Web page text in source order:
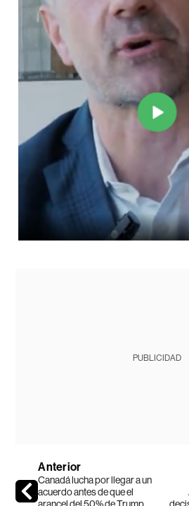
PUBLICIDAD
Anterior
Canadá lucha por llegar a un
acuerdo antes de que el